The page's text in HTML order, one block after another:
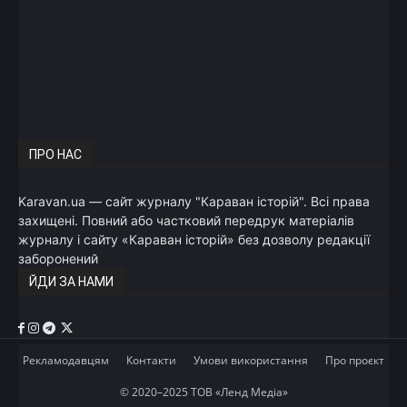
ПРО НАС
Karavan.ua — сайт журналу "Караван історій". Всі права
захищені. Повний або частковий передрук матеріалів
журналу і сайту «Караван історій» без дозволу редакції
заборонений
ЙДИ ЗА НАМИ
Рекламодавцям Контакти Умови використання Про проєкт
© 2020–2025 ТОВ «Ленд Медіа»